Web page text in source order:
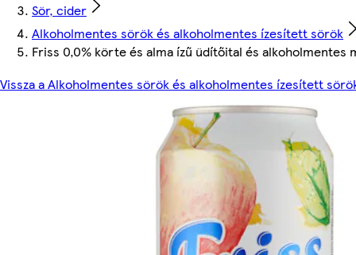
Sör, cider
Alkoholmentes sörök és alkoholmentes ízesített sörök
Friss 0,0% körte és alma ízű üdítőital és alkoholmentes
Vissza a Alkoholmentes sörök és alkoholmentes ízesített